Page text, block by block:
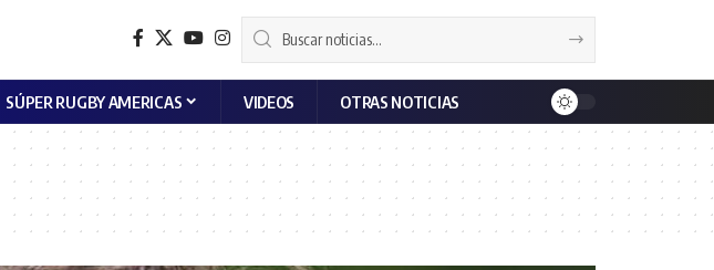
SÚPER RUGBY AMERICAS VIDEOS OTRAS NOTICIAS